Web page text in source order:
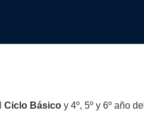
Ciclo Básico y 4º, 5º y 6º año del